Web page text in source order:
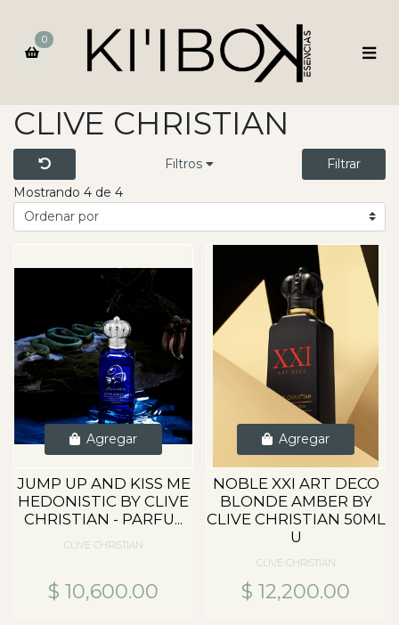
0
CLIVE CHRISTIAN
Filtros
Filtrar
Mostrando 4 de 4
Agregar
JUMP UP AND KISS ME
HEDONISTIC BY CLIVE
CHRISTIAN - PARFU...
CLIVE CHRISTIAN
$ 10,600.00
Agregar
NOBLE XXI ART DECO
BLONDE AMBER BY
CLIVE CHRISTIAN 50ML
U
CLIVE CHRISTIAN
$ 12,200.00